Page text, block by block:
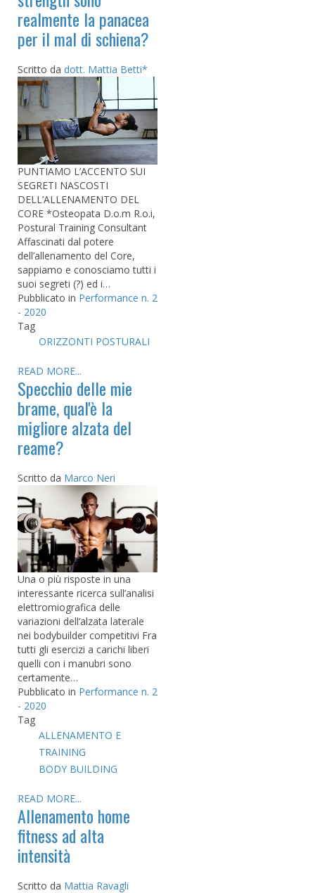
realmente la panacea
per il mal di schiena?
Scritto da dott. Mattia Betti*
PUNTIAMO L’ACCENTO SUI
SEGRETI NASCOSTI
DELL’ALLENAMENTO DEL
CORE *Osteopata D.o.m R.o.i,
Postural Training Consultant
Affascinati dal potere
dell’allenamento del Core,
sappiamo e conosciamo tutti i
suoi segreti (?) ed i…
Pubblicato in Performance n. 2
- 2020
Tag
ORIZZONTI POSTURALI
READ MORE...
Specchio delle mie
brame, qual'è la
migliore alzata del
reame?
Scritto da Marco Neri
Una o più risposte in una
interessante ricerca sull’analisi
elettromiografica delle
variazioni dell’alzata laterale
nei bodybuilder competitivi Fra
tutti gli esercizi a carichi liberi
quelli con i manubri sono
certamente…
Pubblicato in Performance n. 2
- 2020
Tag
ALLENAMENTO E
TRAINING
BODY BUILDING
READ MORE...
Allenamento home
fitness ad alta
intensità
Scritto da Mattia Ravagli